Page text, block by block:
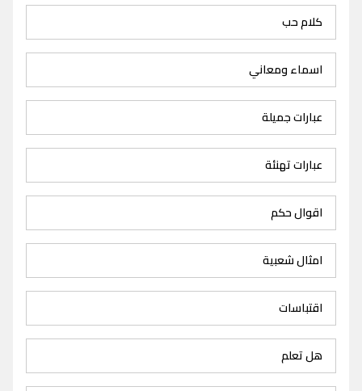
كلام حب
اسماء ومعاني
عبارات جميلة
عبارات تهنئة
اقوال حكم
امثال شعبية
اقتباسات
هل تعلم